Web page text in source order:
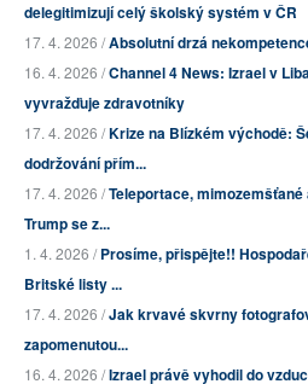
delegitimizují celý školský systém v ČR
17. 4. 2026 /Absolutní drzá
16. 4. 2026 /Channel 4 News: Izrael v
vyvražďuje zdravotníky
17. 4. 2026 /Krize na Blízkém východě:
dodržování přím...
17. 4. 2026 /Teleportace,
Trump se z...
1. 4. 2026 /Prosíme, přispějte!!
Britské listy ...
17. 4. 2026 /Jak krvavé skvrny
zapomenutou...
16. 4. 2026 /Izrael právě vyhodil do